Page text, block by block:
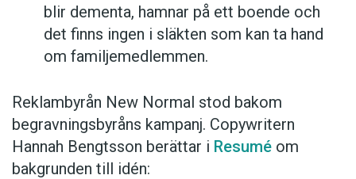
blir dementa, hamnar på ett boende och
det finns ingen i släkten som kan ta hand
om familjemedlemmen.
Reklambyrån New Normal stod bakom
begravningsbyråns kampanj. Copywritern
Hannah Bengtsson berättar i Resumé om
bakgrunden till idén: